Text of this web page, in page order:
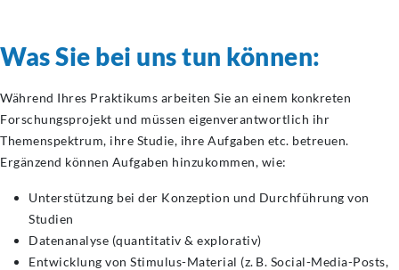
Was Sie bei uns tun können:
Während Ihres Praktikums arbeiten Sie an einem konkreten
Forschungsprojekt und müssen eigenverantwortlich ihr
Themenspektrum, ihre Studie, ihre Aufgaben etc. betreuen.
Ergänzend können Aufgaben hinzukommen, wie:
Unterstützung bei der Konzeption und Durchführung von
Studien
Datenanalyse (quantitativ & explorativ)
Entwicklung von Stimulus-Material (z. B. Social-Media-Posts,